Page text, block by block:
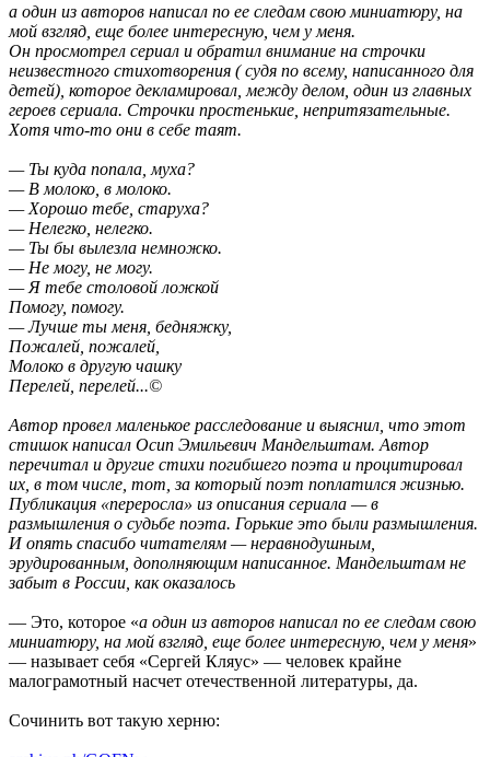
а один из авторов написал по ее следам свою миниатюру, на
мой взгляд, еще более интересную, чем у меня.
Он просмотрел сериал и обратил внимание на строчки
неизвестного стихотворения ( судя по всему, написанного для
детей), которое декламировал, между делом, один из главных
героев сериала. Строчки простенькие, непритязательные.
Хотя что-то они в себе таят.
— Ты куда попала, муха?
— В молоко, в молоко.
— Хорошо тебе, старуха?
— Нелегко, нелегко.
— Ты бы вылезла немножко.
— Не могу, не могу.
— Я тебе столовой ложкой
Помогу, помогу.
— Лучше ты меня, бедняжку,
Пожалей, пожалей,
Молоко в другую чашку
Перелей, перелей...©
Автор провел маленькое расследование и выяснил, что этот
стишок написал Осип Эмильевич Мандельштам. Автор
перечитал и другие стихи погибшего поэта и процитировал
их, в том числе, тот, за который поэт поплатился жизнью.
Публикация «переросла» из описания сериала — в
размышления о судьбе поэта. Горькие это были размышления.
И опять спасибо читателям — неравнодушным,
эрудированным, дополняющим написанное. Мандельштам не
забыт в России, как оказалось
— Это, которое «а один из авторов написал по ее следам свою
миниатюру, на мой взгляд, еще более интересную, чем у меня»
— называет себя «Сергей Кляус» — человек крайне
малограмотный насчет отечественной литературы, да.
Сочинить вот такую херню: